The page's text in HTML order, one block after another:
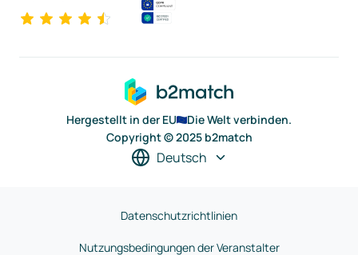
Hergestellt in der EU
Die Welt verbinden.
Copyright © 2025 b2match
Deutsch
Datenschutzrichtlinien
Nutzungsbedingungen der Veranstalter